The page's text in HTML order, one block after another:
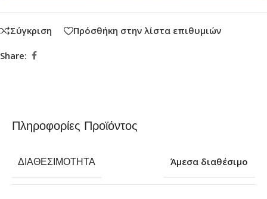
Σύγκριση Πρόσθήκη στην λίστα επιθυμιών
Share:
Πληροφορίες Προϊόντος
ΔΙΑΘΕΣΙΜΌΤΗΤΑ Άμεσα διαθέσιμο